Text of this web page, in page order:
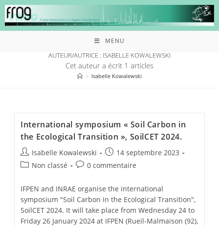
MENU
AUTEUR/AUTRICE : ISABELLE KOWALEWSKI
Cet auteur a écrit 1 articles
> Isabelle Kowalewski
International symposium « Soil Carbon in
the Ecological Transition », SoilCET 2024.
Isabelle Kowalewski
14 septembre 2023
Non classé
0 commentaire
IFPEN and INRAE organise the international
symposium "Soil Carbon in the Ecological Transition",
SoilCET 2024. It will take place from Wednesday 24 to
Friday 26 January 2024 at IFPEN (Rueil-Malmaison (92),